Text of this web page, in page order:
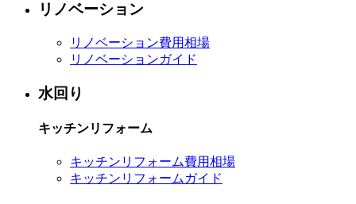
リノベーション
リノベーション費用相場
リノベーションガイド
水回り
キッチンリフォーム
キッチンリフォーム費用相場
キッチンリフォームガイド